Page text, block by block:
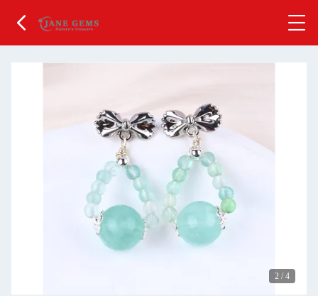
2 / 4